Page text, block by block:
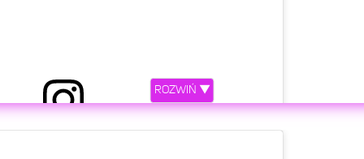
przez Ava + Leah (@clementstwins)
ROZWIŃ ▼